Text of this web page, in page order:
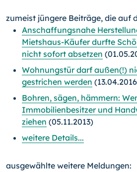
zumeist jüngere Beiträge, die auf
Anschaffungsnahe
Mietshaus-Käufer durfte
nicht sofort absetzen
Wohnungstür darf außen(!)
gestrichen werden
Bohren, sägen, hämmern:
Immobilienbesitzer und
ziehen (05.11.2013)
weitere Details...
ausgewählte weitere Meldungen: